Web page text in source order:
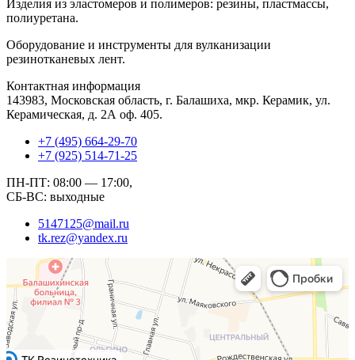
Изделия из эластомеров и полимеров: резины, пластмассы,
полиуретана.
Оборудование и инструменты для вулканизации
резинотканевых лент.
Контактная информация
143983, Московская область, г. Балашиха, мкр. Керамик, ул.
Керамическая, д. 2А оф. 405.
+7 (495) 664-29-70
+7 (925) 514-71-25
ПН-ПТ: 08:00 — 17:00,
СБ-ВС: выходные
5147125@mail.ru
tk.rez@yandex.ru